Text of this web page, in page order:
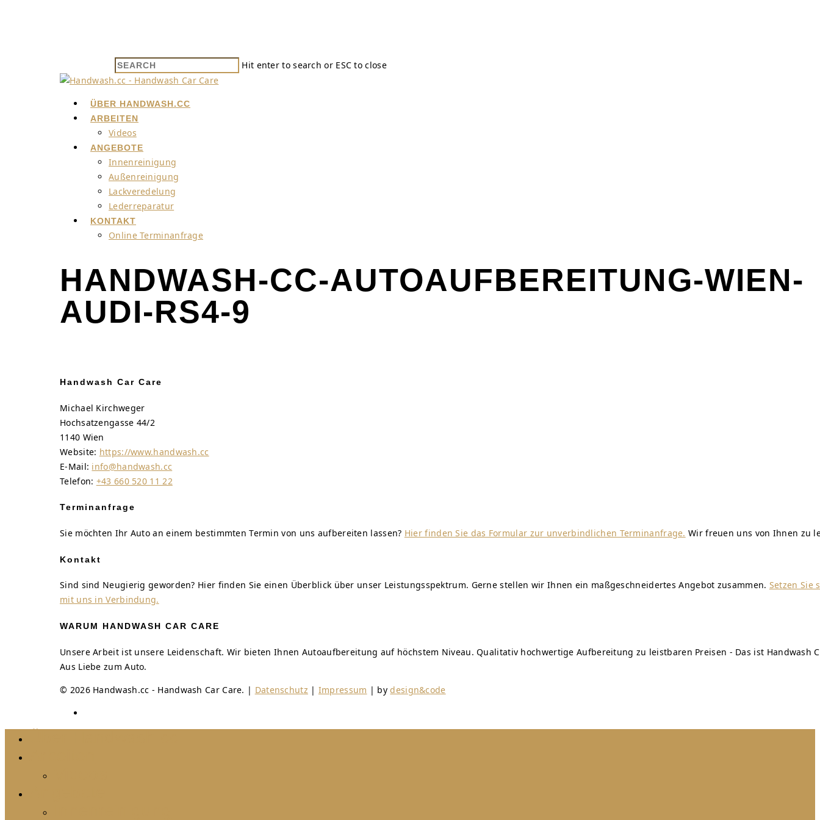
Hit enter to search or ESC to close
ÜBER HANDWASH.CC
ARBEITEN
Videos
ANGEBOTE
Innenreinigung
Außenreinigung
Lackveredelung
Lederreparatur
KONTAKT
Online Terminanfrage
HANDWASH-CC-AUTOAUFBEREITUNG-WIEN-
AUDI-RS4-9
Handwash Car Care
Michael Kirchweger
Hochsatzengasse 44/2
1140 Wien
Website: https://www.handwash.cc
E-Mail: info@handwash.cc
Telefon: +43 660 520 11 22
Terminanfrage
Sie möchten Ihr Auto an einem bestimmten Termin von uns aufbereiten lassen? Hier finden Sie das Formular zur unverbindlichen Terminanfrage. Wir freuen uns von Ihnen zu
Kontakt
Sind sind Neugierig geworden? Hier finden Sie einen Überblick über unser Leistungsspektrum. Gerne stellen wir Ihnen ein maßgeschneidertes Angebot zusammen. Setzen Sie
mit uns in Verbindung.
WARUM HANDWASH CAR CARE
Unsere Arbeit ist unsere Leidenschaft. Wir bieten Ihnen Autoaufbereitung auf höchstem Niveau. Qualitativ hochwertige Aufbereitung zu leistbaren Preisen - Das ist Handwash
Aus Liebe zum Auto.
© 2026 Handwash.cc - Handwash Car Care. | Datenschutz | Impressum | bydesign&code